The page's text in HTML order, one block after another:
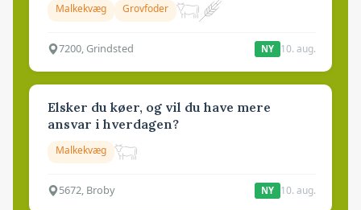
Malkekvæg Grovfoder
7200, Grindsted NY 10. aug.
Elsker du køer, og vil du have mere
ansvar i hverdagen?
Malkekvæg
5672, Broby NY 10. aug.